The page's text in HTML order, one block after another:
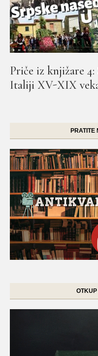
Priče iz knjižare 4:
Italiji XV-XIX
PRATITE